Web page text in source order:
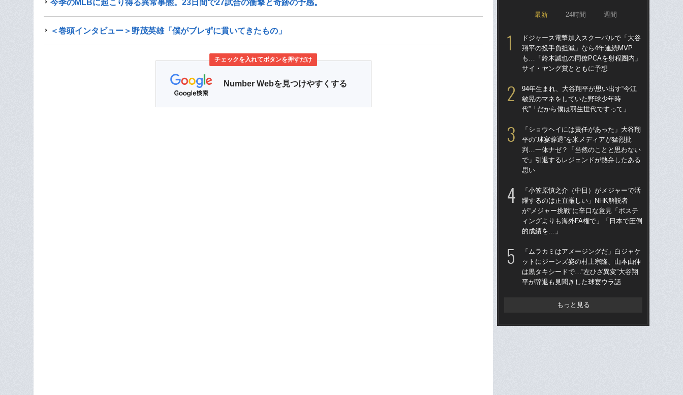
今季のMLBに起こり得る異常事態。23日間で27試合の衝撃と奇跡の予感。
＜巻頭インタビュー＞野茂英雄「僕がブレずに貫いてきたもの」
チェックを入れてボタンを押すだけ
Number Webを見つけやすくする
最新 24時間 週間
ドジャース電撃加入スクーバルで「大谷
翔平の投手負担減」なら4年連続MVP
も…「鈴木誠也の同僚PCAを射程圏内」
サイ・ヤング賞とともに予想
94年生まれ、大谷翔平が思い出す“今江
敏晃のマネをしていた野球少年時
代”「だから僕は羽生世代ですって」
「ショウヘイには責任があった」大谷翔
平の“球宴辞退”を米メディアが猛烈批
判…一体ナゼ？「当然のことと思わない
で」引退するレジェンドが熱弁したある
思い
「小笠原慎之介（中日）がメジャーで活
躍するのは正直厳しい」NHK解説者
が“メジャー挑戦”に辛口な意見「ポステ
ィングよりも海外FA権で」「日本で圧倒
的成績を…」
「ムラカミはアメージングだ」白ジャケ
ットにジーンズ姿の村上宗隆、山本由伸
は黒タキシードで…“左ひざ異変”大谷翔
平が辞退も見聞きした球宴ウラ話
もっと見る